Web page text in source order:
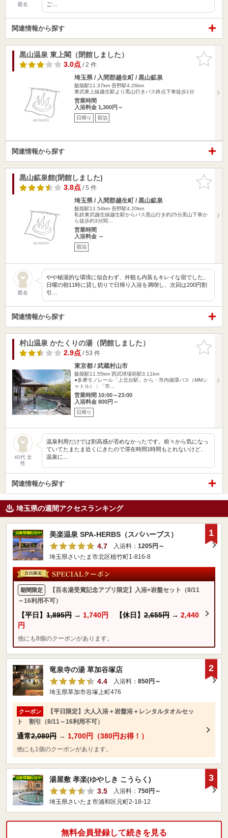
匿名
ご…
関連情報から探す
お気に入
りに追加
黒山温泉 東上閣（閉館しました）
3.0点/ 2 件
埼玉県 / 入間郡越生町 / 黒山鉱泉
飯能駅11.37km 吾野駅4.26km
東武東上線越生駅より黒山行きバス終点下車徒歩1分
営業時間
入浴料金 1,300円～
日帰り 宿泊
関連情報から探す
お気に入
りに追加
黒山鉱泉館(閉館しました)
3.8点/ 5 件
埼玉県 / 入間郡越生町 / 黒山鉱泉
飯能駅11.54km 吾野駅4.20km
私鉄東武越生線越生駅からバス黒山行き約25分黒山下車か
ら徒歩約3分関…
営業時間
入浴料金 ～
宿泊
匿名
やや秘湯的な環境に似合わず、外観も内装もキレイな宿でした。
日曜の朝11時に貸し切りで日帰り入浴を満喫し、次回は200円割
引…
関連情報から探す
お気に入
りに追加
村山温泉 かたくりの湯（閉館しました）
2.9点/ 53 件
東京都 / 武蔵村山市
飯能駅11.55km 西武球場前駅3.11km
●多摩モノレール「上北台駅」から・市内循環バス（MMシ
ャトル）：「市…
営業時間 10:00～23:00
入浴料金 800円～
日帰り
40代 女
性
温泉利用だけでは割高感が否めなかったです。前々から気になっ
ていてたまたま近くにきたので滞在時間1時間もとれないけど、
温泉に…
関連情報から探す
埼玉県の週間アクセスランキング
美楽温泉 SPA-HERBS（スパハーブス）
4.7
入浴料： 1205円～
埼玉県さいたま市北区植竹町1-816-8
期間限定
【百名湯受賞記念アプリ限定】入浴+岩盤セット（8/11
～16利用不可）
【平日】 1,895円 → 1,740円 【休日】 2,655円 → 2,440
円
他にも8個のクーポンがあります。
1
竜泉寺の湯 草加谷塚店
4.4
入浴料： 850円～
埼玉県草加市谷塚上町476
クーポン
【平日限定】大人入浴＋岩盤浴＋レンタルタオルセッ
ト 割引（8/11～16利用不可）
通常2,080円 → 1,700円（380円お得！）
他にも1個のクーポンがあります。
2
湯屋敷 孝楽(ゆやしき こうらく)
3.5
入浴料： 750円～
埼玉県さいたま市浦和区元町2-18-12
3
無料会員登録して続きを見る